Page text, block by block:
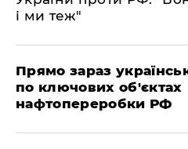
і ми теж"
Прямо зараз
по ключових об'єктах
нафтопереробки РФ